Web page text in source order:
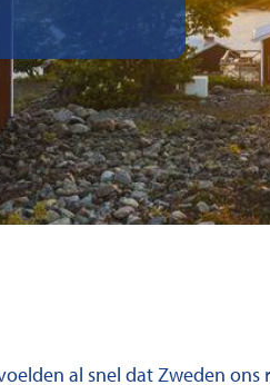
al snel dat Zweden ons